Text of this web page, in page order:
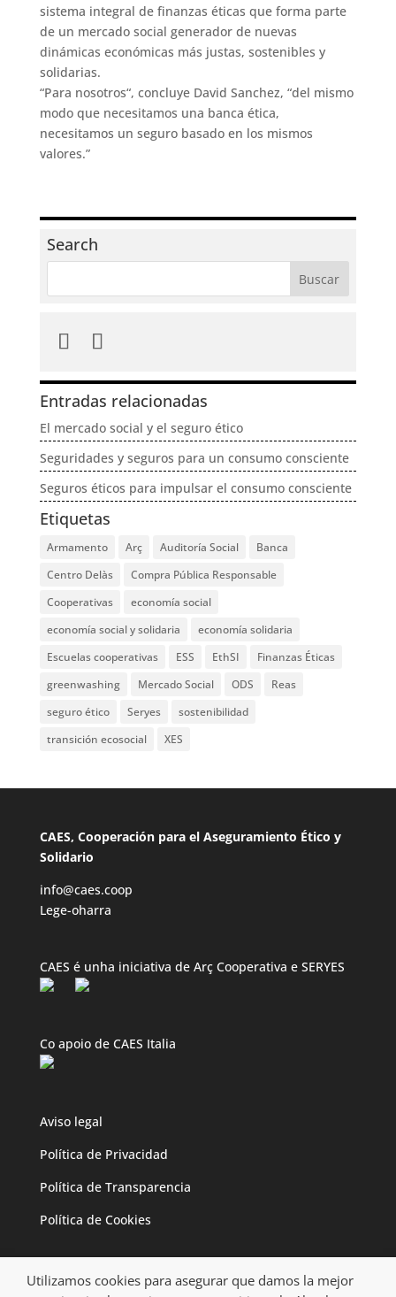
sistema integral de finanzas éticas que forma parte
de un mercado social generador de nuevas
dinámicas económicas más justas, sostenibles y
solidarias.
“Para nosotros“, concluye David Sanchez, “del mismo
modo que necesitamos una banca ética,
necesitamos un seguro basado en los mismos
valores.”
Search
Entradas relacionadas
El mercado social y el seguro ético
Seguridades y seguros para un consumo consciente
Seguros éticos para impulsar el consumo consciente
Etiquetas
Armamento Arç Auditoría Social
Banca
Centro Delàs
Compra Pública Responsable
Cooperativas
economía social
economía social y solidaria
economía solidaria
Escuelas cooperativas
ESS EthSI
Finanzas Éticas
greenwashing
Mercado Social ODS
Reas
seguro ético
Seryes
sostenibilidad
transición ecosocial
XES
CAES, Cooperación para el Aseguramiento Ético y
Solidario
info@caes.coop
Lege-oharra
CAES é unha iniciativa de Arç Cooperativa e SERYES
Co apoio de CAES Italia
Aviso legal
Política de Privacidad
Política de Transparencia
Política de Cookies
Utilizamos cookies para asegurar que damos la mejor